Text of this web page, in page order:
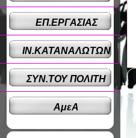
ΕΠ.ΕΡΓΑΣΙΑΣ
ΙΝ.ΚΑΤΑΝΑΛΩΤΩΝ
ΣΥΝ.ΤΟΥ ΠΟΛΙΤΗ
ΑμεΑ